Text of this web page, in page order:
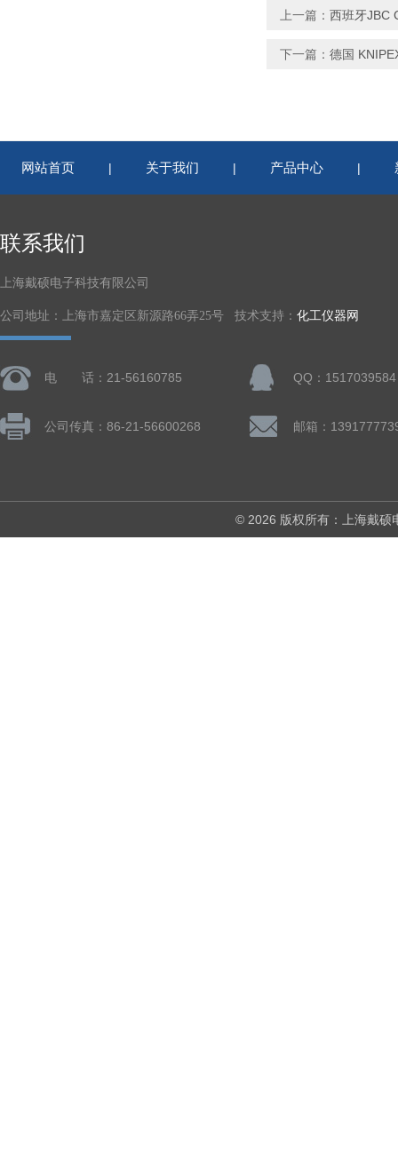
上一篇： 西班牙JBC
下一篇： 德国
网站首页 | 关于我们 | 产品中心 |
联系我们
上海戴硕电子科技有限公司
公司地址：上海市嘉定区新源路66弄25号 技术支持： 化工仪器网
电 话：21-56160785 QQ：1517039584
公司传真：86-21-56600268
© 2026 版权所有：上海戴